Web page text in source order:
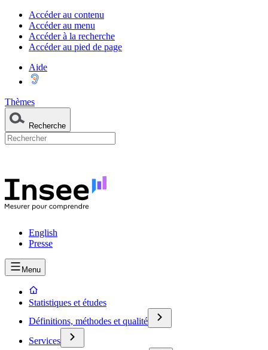
Accéder au contenu
Accéder au menu
Accéder à la recherche
Accéder au pied de page
Aide
Thèmes
Recherche
English
Presse
Menu
Statistiques et études
Définitions, méthodes et qualité
Services